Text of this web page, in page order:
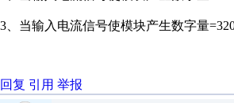
3、当输入电流信号使模块产生数字量
回复 引用 举报